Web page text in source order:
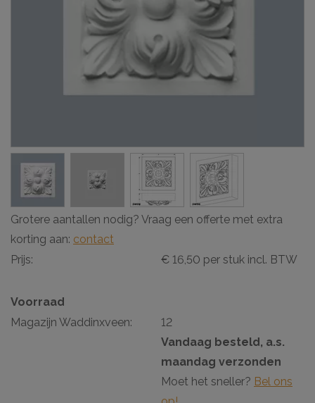
Grotere aantallen nodig? Vraag een offerte met extra
korting aan: contact
Prijs:
€ 16,50 per stuk incl. BTW
Voorraad
Magazijn Waddinxveen:
12
Vandaag besteld, a.s.
maandag verzonden
Moet het sneller? Bel ons